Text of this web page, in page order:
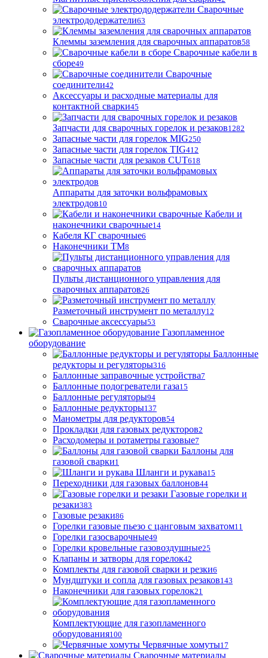
Сварочные
электрододержатели63
Клеммы заземления для сварочных аппаратов58
Сварочные кабели в
сборе49
Сварочные
соединители42
Аксессуары и расходные материалы для
контактной сварки45
Запчасти для сварочных горелок и резаков1282
Запасные части для горелок MIG250
Запасные части для горелок TIG412
Запасные части для резаков CUT618
Аппараты для заточки вольфрамовых
электродов10
Кабели и
наконечники сварочные14
Кабеля КГ сварочные6
Наконечники ТМ8
Пульты дистанционного управления для
сварочных аппаратов26
Разметочный инструмент по металлу12
Сварочные аксессуары53
Газопламенное
оборудование
Баллонные
редукторы и регуляторы316
Баллонные заправочные устройства7
Баллонные подогреватели газа15
Баллонные регуляторы94
Баллонные редукторы137
Манометры для редукторов54
Прокладки для газовых редукторов2
Расходомеры и ротаметры газовые7
Баллоны для
газовой сварки1
Шланги и рукава15
Переходники для газовых баллонов44
Газовые горелки и
резаки383
Газовые резаки86
Горелки газовые пьезо с цанговым захватом11
Горелки газосварочные49
Горелки кровельные газовоздушные25
Клапаны и затворы для горелок42
Комплекты для газовой сварки и резки6
Мундштуки и сопла для газовых резаков143
Наконечники для газовых горелок21
Комплектующие для газопламенного
оборудования100
Червячные хомуты17
Сварочные материалы